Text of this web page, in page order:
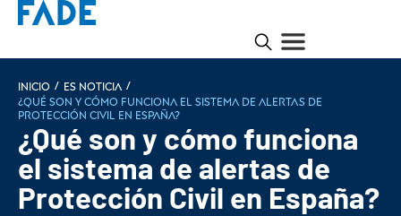
INICIO / Es noticia /
¿Qué son y cómo funciona el sistema de alertas de
Protección Civil en España?
¿Qué son y cómo funciona
el sistema de alertas de
Protección Civil en España?